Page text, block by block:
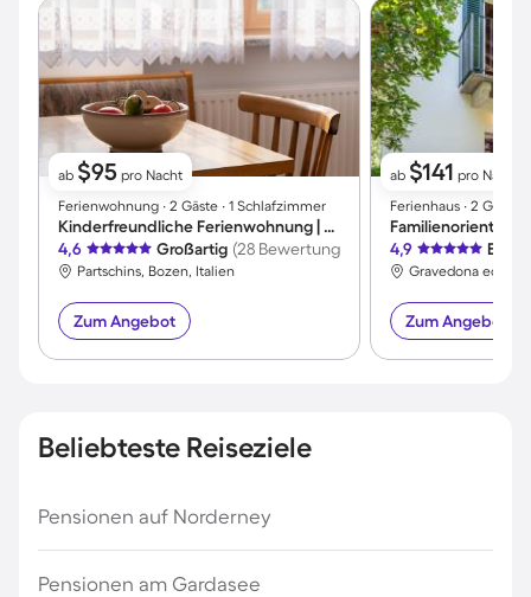
ab $95 pro Nacht
Ferienwohnung ∙ 2 Gäste ∙ 1 Schlafzimmer
Kinderfreundliche Ferienwohnung | Hunde erlaubt
4,6
Großartig (28 Bewertungen)
Partschins, Bozen, Italien
Zum Angebot
ab $141 pro Nacht
Ferienhaus ∙ 2 Gäste
4,9
Gravedona ed
Zum Angebot
Beliebteste Reiseziele
Pensionen auf Norderney
Pensionen am Gardasee